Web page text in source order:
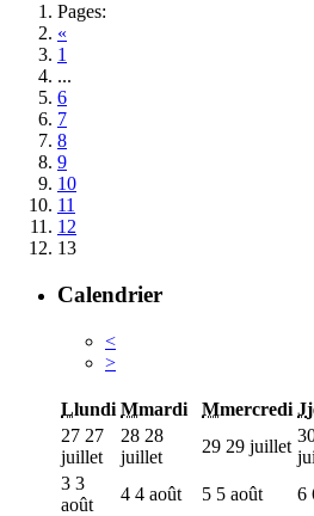
Pages:
«
1
...
6
7
8
9
10
11
12
13
Calendrier
<
>
Llundi Mmardi Mmercredi J
27 27
juillet
28 28
juillet
29 29 juillet
3 3
août
4 4 août 5 5 août 6